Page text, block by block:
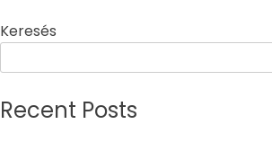
Keresés
Recent Posts